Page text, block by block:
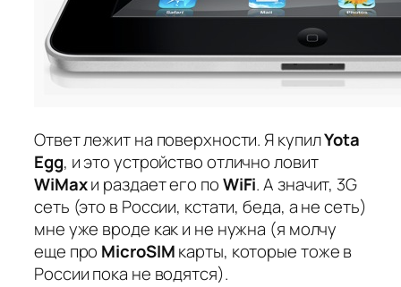
Ответ лежит на поверхности. Я купилYota
Egg, и это устройство отлично ловит
WiMaxи раздает его поWiFi. А значит, 3G
сеть (это в России, кстати, беда, а не сеть)
мне уже вроде как и не нужна (я молчу
еще про MicroSIMкарты, которые тоже в
России пока не водятся).